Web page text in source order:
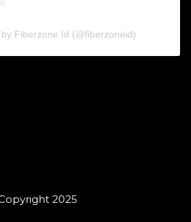
Fiberzone Id (@fiberzoneid)
2025